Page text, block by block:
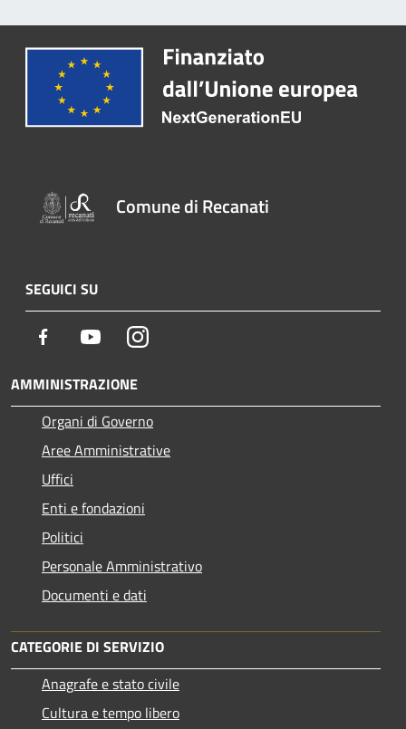
Comune di Recanati
SEGUICI SU
Facebook YoutubeInstagram
AMMINISTRAZIONE
Organi di Governo
Aree Amministrative
Uffici
Enti e fondazioni
Politici
Personale Amministrativo
Documenti e dati
CATEGORIE DI SERVIZIO
Anagrafe e stato civile
Cultura e tempo libero